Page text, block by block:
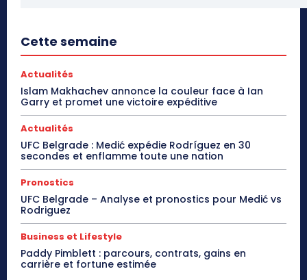
Cette semaine
Actualités
Islam Makhachev annonce la couleur face à Ian
Garry et promet une victoire expéditive
Actualités
UFC Belgrade : Medić expédie Rodríguez en 30
secondes et enflamme toute une nation
Pronostics
UFC Belgrade – Analyse et pronostics pour Medić vs
Rodriguez
Business et Lifestyle
Paddy Pimblett : parcours, contrats, gains en
carrière et fortune estimée